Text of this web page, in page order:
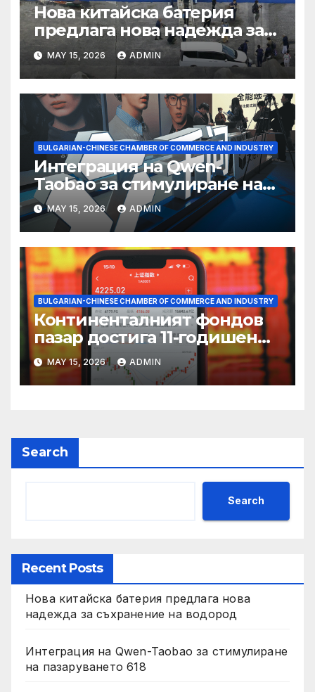
Нова китайска батерия
предлага нова надежда за
съхранение на водород
MAY 15, 2026 ADMIN
BULGARIAN-CHINESE CHAMBER OF COMMERCE AND INDUSTRY
Интеграция на Qwen-
Taobao за стимулиране на
пазаруването 618
MAY 15, 2026 ADMIN
BULGARIAN-CHINESE CHAMBER OF COMMERCE AND INDUSTRY
Континенталният фондов
пазар достига 11-годишен
връх
MAY 15, 2026 ADMIN
Search
Search
Recent Posts
Нова китайска батерия предлага нова
надежда за съхранение на водород
Интеграция на Qwen-Taobao за стимулиране
на пазаруването 618